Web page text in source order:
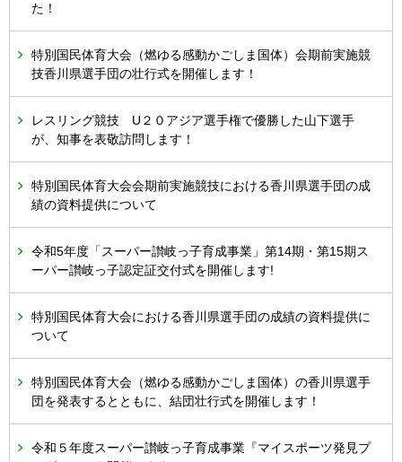
た！
特別国民体育大会（燃ゆる感動かごしま国体）会期前実施競
技香川県選手団の壮行式を開催します！
レスリング競技 U２０アジア選手権で優勝した山下選手
が、知事を表敬訪問します！
特別国民体育大会会期前実施競技における香川県選手団の成
績の資料提供について
令和5年度「スーパー讃岐っ子育成事業」第14期・第15期ス
ーパー讃岐っ子認定証交付式を開催します!
特別国民体育大会における香川県選手団の成績の資料提供に
ついて
特別国民体育大会（燃ゆる感動かごしま国体）の香川県選手
団を発表するとともに、結団壮行式を開催します！
令和５年度スーパー讃岐っ子育成事業『マイスポーツ発見プ